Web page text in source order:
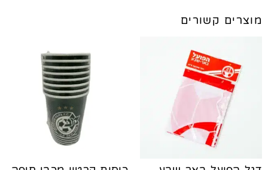
מוצרים קשורים